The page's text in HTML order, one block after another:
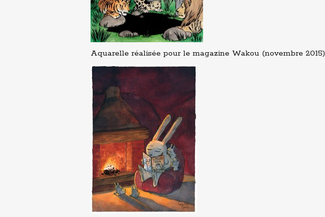
Aquarelle réalisée pour le magazine Wakou (novembre 2015)